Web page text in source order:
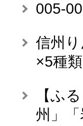
005-
信州
×5種類
【ふ
州」